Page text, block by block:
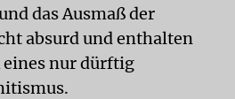
das Ausmaß der
absurd und enthalten
eines nur dürftig